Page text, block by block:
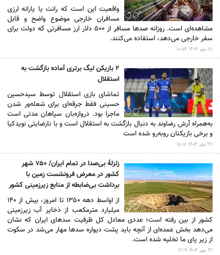
واقعیت این است که رانت یا یارانه ارزی
مسافران خارجی موضوع واضح و قابل
مشاهده‌ای است. روزانه صد‌ها مسافر از ۵۰۰ دلار ارز مسافرتی که دولت برای
سفر خارجی می‌دهد، استفاده می‌کنند.
۲۸ مهر ۱۴۰۴ ۱۰:۵۴
۲ بازیکن لیگ برتری آماده بازگشت به
استقلال
تماشای بازی استقلال توسط سیدحسین
حسینی فقط جرقه‌ای برای شعله‌ور شدن
ماجرا بود. دروازه‌بان سپاهان مدتی است
به‌همراه آرش رضاوند به دنبال بازگشت به استقلال است و با نارضایتی نویدکیا
و برخی بازیکنان روبه‌رو شده است
۲۷ مهر ۱۴۰۴ ۱۵:۱۸
زلزلۀ بی‌صدا در تمام ایران/ ۷۵۰ شهر
کشور در معرض فرونشست زمین با
برداشت بی‌ضابطه از منابع زیرزمینی کشور
از اواسط دهه ۱۳۵۰ تا امروز، بیش از ۱۴۰
میلیارد مترمکعب از ذخایر آب زیرزمینی
کشور از بین رفته است؛ عددی معادل کل ظرفیت سد‌های ایران که نشان
می‌دهد بخش عمده‌ای از آنچه باید پشت دیواره سد‌ها مهار می‌شد در سکوت
از زیر پای ما تخلیه شده است.
۲۶ مهر ۱۴۰۴ ۱۲:۱۹